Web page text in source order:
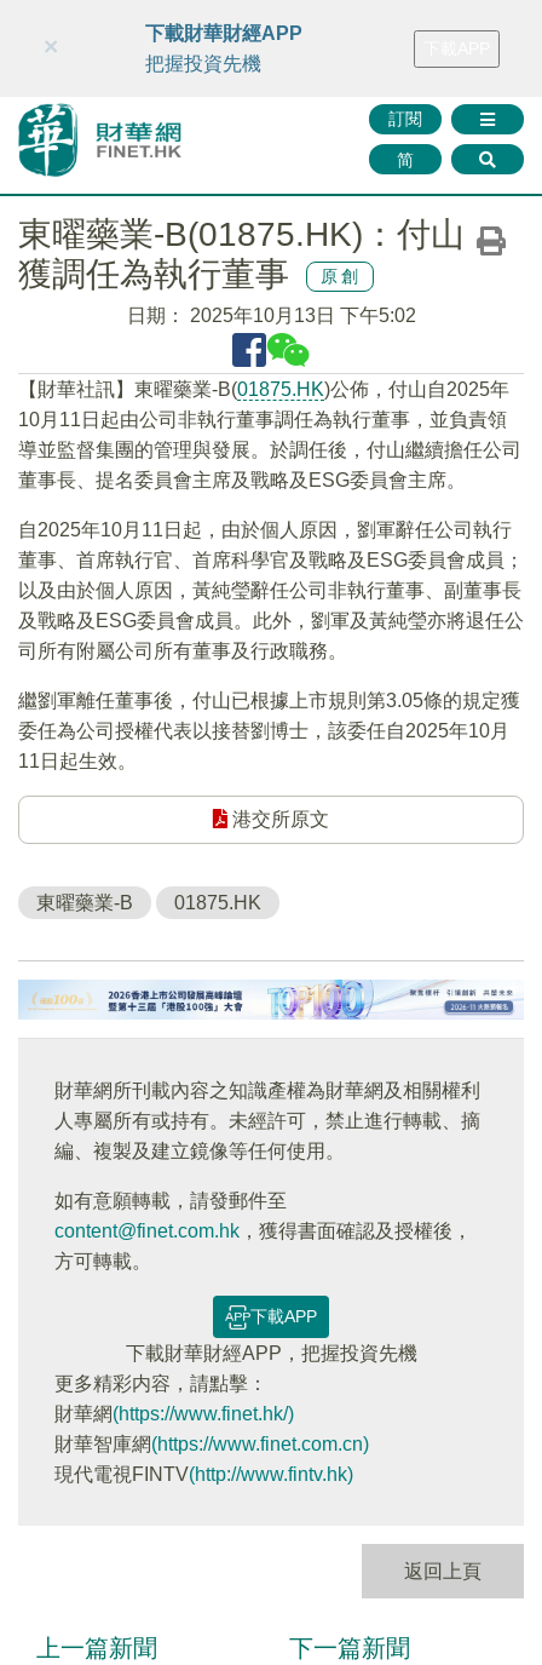
財華智庫網 FINTV FINMETA 財華證券 媒體矩陣
訂閱
简
×
下載財華財經APP
把握投資先機
東曜藥業-B(01875.HK)：付山
獲調任為執行董事
原創
日期： 2025年10月13日 下午5:02
【財華社訊】東曜藥業-B(01875.HK)公佈，付山自2025年
10月11日起由公司非執行董事調任為執行董事，並負責領
導並監督集團的管理與發展。於調任後，付山繼續擔任公司
董事長、提名委員會主席及戰略及ESG委員會主席。
自2025年10月11日起，由於個人原因，劉軍辭任公司執行
董事、首席執行官、首席科學官及戰略及ESG委員會成員；
以及由於個人原因，黃純瑩辭任公司非執行董事、副董事長
及戰略及ESG委員會成員。此外，劉軍及黃純瑩亦將退任公
司所有附屬公司所有董事及行政職務。
繼劉軍離任董事後，付山已根據上市規則第3.05條的規定獲
委任為公司授權代表以接替劉博士，該委任自2025年10月
11日起生效。
港交所原文
東曜藥業-B 01875.HK
財華網所刊載內容之知識產權為財華網及相關權利
人專屬所有或持有。未經許可，禁止進行轉載、摘
編、複製及建立鏡像等任何使用。
如有意願轉載，請發郵件至
content@finet.com.hk ，獲得書面確認及授權後，
方可轉載。
下載APP
下載財華財經APP，把握投資先機
更多精彩内容，請點擊：
財華網(https://www.finet.hk/)
財華智庫網(https://www.finet.com.cn)
現代電視FINTV(http://www.fintv.hk)
返回上頁
上一篇新聞 下一篇新聞